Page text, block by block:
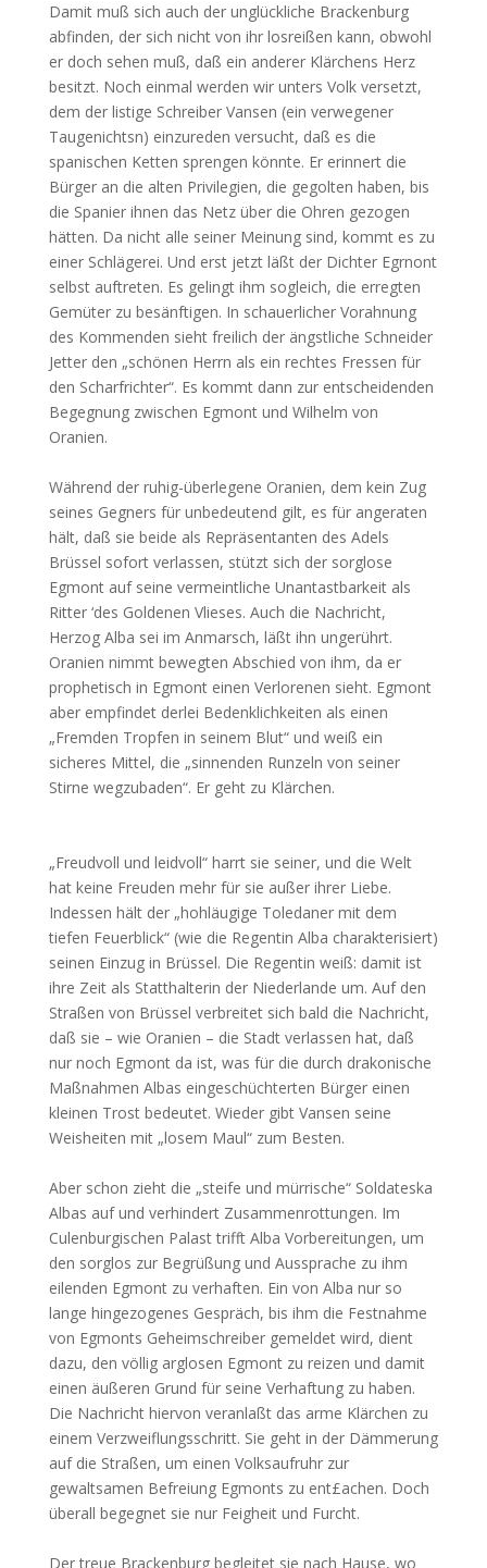
Damit muß sich auch der unglückliche Brackenburg
abfinden, der sich nicht von ihr losreißen kann, obwohl
er doch sehen muß, daß ein anderer Klärchens Herz
besitzt. Noch einmal werden wir unters Volk versetzt,
dem der listige Schreiber Vansen (ein verwegener
Taugenichtsn) einzureden versucht, daß es die
spanischen Ketten sprengen könnte. Er erinnert die
Bürger an die alten Privilegien, die gegolten haben, bis
die Spanier ihnen das Netz über die Ohren gezogen
hätten. Da nicht alle seiner Meinung sind, kommt es zu
einer Schlägerei. Und erst jetzt läßt der Dichter Egrnont
selbst auftreten. Es gelingt ihm sogleich, die erregten
Gemüter zu besänftigen. In schauerlicher Vorahnung
des Kommenden sieht freilich der ängstliche Schneider
Jetter den „schönen Herrn als ein rechtes Fressen für
den Scharfrichter“. Es kommt dann zur entscheidenden
Begegnung zwischen Egmont und Wilhelm von
Oranien.
Während der ruhig-überlegene Oranien, dem kein Zug
seines Gegners für unbedeutend gilt, es für angeraten
hält, daß sie beide als Repräsentanten des Adels
Brüssel sofort verlassen, stützt sich der sorglose
Egmont auf seine vermeintliche Unantastbarkeit als
Ritter ‘des Goldenen Vlieses. Auch die Nachricht,
Herzog Alba sei im Anmarsch, läßt ihn ungerührt.
Oranien nimmt bewegten Abschied von ihm, da er
prophetisch in Egmont einen Verlorenen sieht. Egmont
aber empfindet derlei Bedenklichkeiten als einen
„Fremden Tropfen in seinem Blut“ und weiß ein
sicheres Mittel, die „sinnenden Runzeln von seiner
Stirne wegzubaden“. Er geht zu Klärchen.
„Freudvoll und leidvoll“ harrt sie seiner, und die Welt
hat keine Freuden mehr für sie außer ihrer Liebe.
Indessen hält der „hohläugige Toledaner mit dem
tiefen Feuerblick“ (wie die Regentin Alba charakterisiert)
seinen Einzug in Brüssel. Die Regentin weiß: damit ist
ihre Zeit als Statthalterin der Niederlande um. Auf den
Straßen von Brüssel verbreitet sich bald die Nachricht,
daß sie – wie Oranien – die Stadt verlassen hat, daß
nur noch Egmont da ist, was für die durch drakonische
Maßnahmen Albas eingeschüchterten Bürger einen
kleinen Trost bedeutet. Wieder gibt Vansen seine
Weisheiten mit „losem Maul“ zum Besten.
Aber schon zieht die „steife und mürrische“ Soldateska
Albas auf und verhindert Zusammenrottungen. Im
Culenburgischen Palast trifft Alba Vorbereitungen, um
den sorglos zur Begrüßung und Aussprache zu ihm
eilenden Egmont zu verhaften. Ein von Alba nur so
lange hingezogenes Gespräch, bis ihm die Festnahme
von Egmonts Geheimschreiber gemeldet wird, dient
dazu, den völlig arglosen Egmont zu reizen und damit
einen äußeren Grund für seine Verhaftung zu haben.
Die Nachricht hiervon veranlaßt das arme Klärchen zu
einem Verzweiflungsschritt. Sie geht in der Dämmerung
auf die Straßen, um einen Volksaufruhr zur
gewaltsamen Befreiung Egmonts zu ent£achen. Doch
überall begegnet sie nur Feigheit und Furcht.
Der treue Brackenburg begleitet sie nach Hause, wo